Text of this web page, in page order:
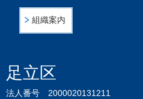
足立区
法人番号 2000020131211
組織案内